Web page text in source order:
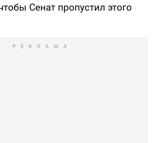
Сенат пропустил этого